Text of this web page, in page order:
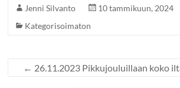
Jenni Silvanto
10 tammikuun, 2024
Kategorisoimaton
← 26.11.2023 Pikkujouluillaan koko